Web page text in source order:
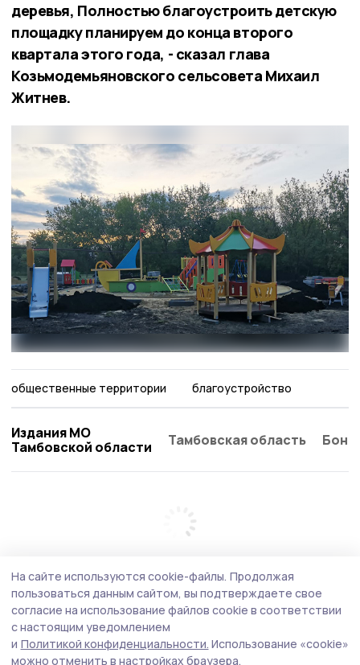
деревья, Полностью благоустроить детскую
площадку планируем до конца второго
квартала этого года, - сказал глава
Козьмодемьяновского сельсовета Михаил
Житнев.
общественные территории благоустройство
Издания МО
Тамбовской области
Тамбовская область
На сайте используются cookie-файлы. Продолжая
пользоваться данным сайтом, вы подтверждаете свое
согласие на использование файлов cookie в соответствии
с настоящим уведомлением
и Политикой конфиденциальности. Использование «cookie»
можно отменить в настройках браузера.